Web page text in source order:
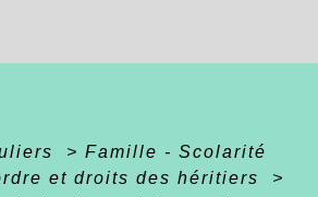
> Famille - Scolarité
et droits des héritiers
>